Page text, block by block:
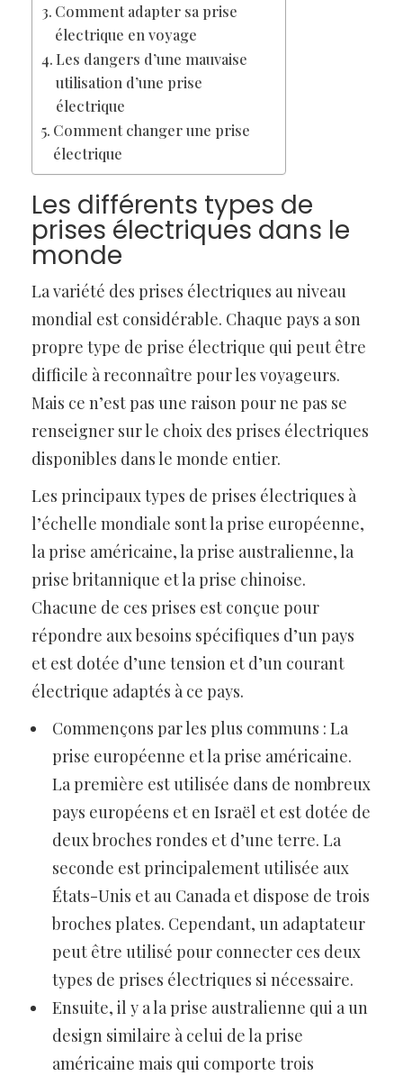
Comment adapter sa prise
électrique en voyage
Les dangers d’une mauvaise
utilisation d’une prise
électrique
Comment changer une prise
électrique
Les différents types de
prises électriques dans le
monde
La variété des prises électriques au niveau
mondial est considérable. Chaque pays a son
propre type de prise électrique qui peut être
difficile à reconnaître pour les voyageurs.
Mais ce n’est pas une raison pour ne pas se
renseigner sur le choix des prises électriques
disponibles dans le monde entier.
Les principaux types de prises électriques à
l’échelle mondiale sont la prise européenne,
la prise américaine, la prise australienne, la
prise britannique et la prise chinoise.
Chacune de ces prises est conçue pour
répondre aux besoins spécifiques d’un pays
et est dotée d’une tension et d’un courant
électrique adaptés à ce pays.
Commençons par les plus communs : La
prise européenne et la prise américaine.
La première est utilisée dans de nombreux
pays européens et en Israël et est dotée de
deux broches rondes et d’une terre. La
seconde est principalement utilisée aux
États-Unis et au Canada et dispose de trois
broches plates. Cependant, un adaptateur
peut être utilisé pour connecter ces deux
types de prises électriques si nécessaire.
Ensuite, il y a la prise australienne qui a un
design similaire à celui de la prise
américaine mais qui comporte trois